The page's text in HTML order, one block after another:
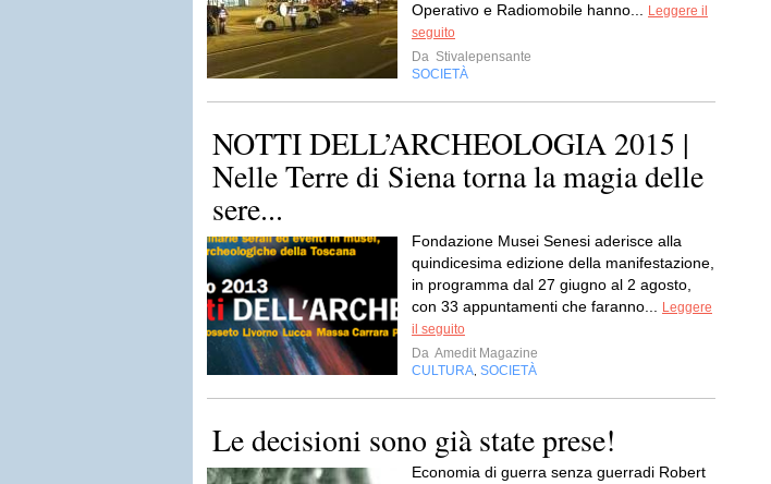
Operativo e Radiomobile hanno...
Leggere il
seguito
Da Stivalepensante
SOCIETÀ
NOTTI DELL’ARCHEOLOGIA 2015 |
Nelle Terre di Siena torna la magia delle
sere...
Fondazione Musei Senesi aderisce alla
quindicesima edizione della manifestazione,
in programma dal 27 giugno al 2 agosto,
con 33 appuntamenti che faranno...
Leggere
il seguito
Da Amedit Magazine
CULTURA SOCIETÀ
Le decisioni sono già state prese!
Economia di guerra senza guerradi Robert